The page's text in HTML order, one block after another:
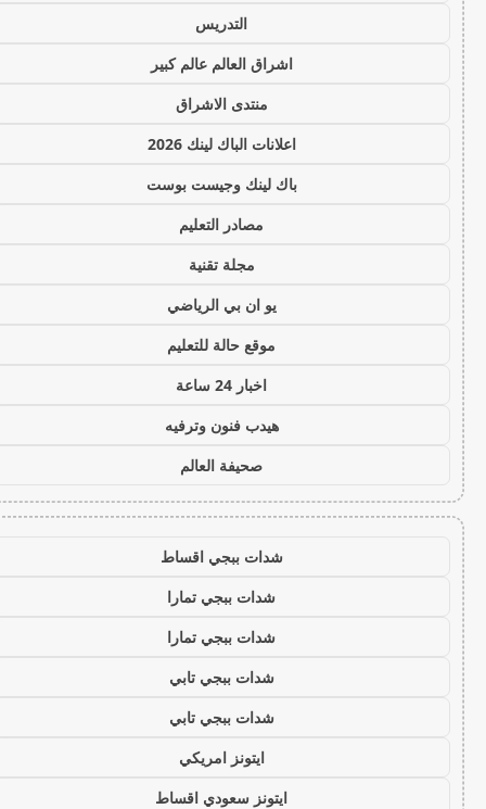
التدريس
اشراق العالم عالم كبير
منتدى الاشراق
اعلانات الباك لينك 2026
باك لينك وجيست بوست
مصادر التعليم
مجلة تقنية
يو ان بي الرياضي
موقع حالة للتعليم
اخبار 24 ساعة
هيدب فنون وترفيه
صحيفة العالم
شدات ببجي اقساط
شدات ببجي تمارا
شدات ببجي تمارا
شدات ببجي تابي
شدات ببجي تابي
ايتونز امريكي
ايتونز سعودي اقساط